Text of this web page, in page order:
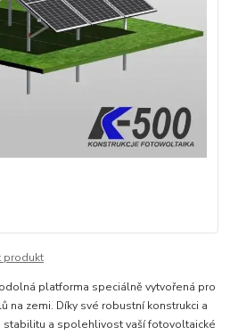
produkt
platforma speciálně vytvořená pro
na zemi. Díky své robustní konstrukci a
stabilitu a spolehlivost vaší fotovoltaické